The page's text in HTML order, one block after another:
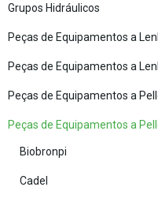
Grupos Hidráulicos
Peças de Equipamentos a
Peças de Equipamentos a
Peças de Equipamentos a
Peças de Equipamentos a
Biobronpi
Cadel